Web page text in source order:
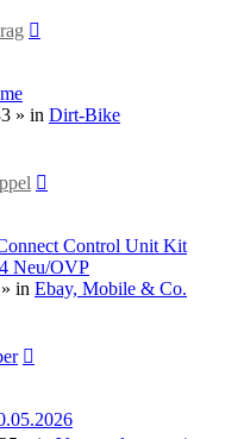
» in Dirt-Bike
Control Unit Kit
Neu/OVP
» in Ebay, Mobile & Co.